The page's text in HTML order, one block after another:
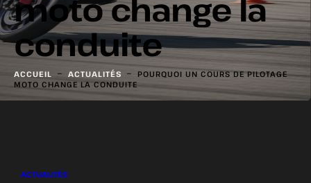
moto change la
conduite
ACCUEIL - ACTUALITÉS - POURQUOI UN COURS DE PILOTAGE
MOTO CHANGE LA CONDUITE
ACTUALITÉS